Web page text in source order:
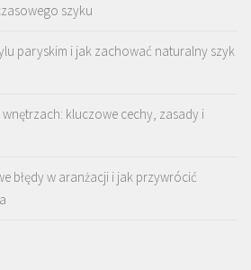
szyku
paryskim i jak zachować naturalny szyk
kluczowe cechy, zasady i
błędy w aranżacji i jak przywrócić